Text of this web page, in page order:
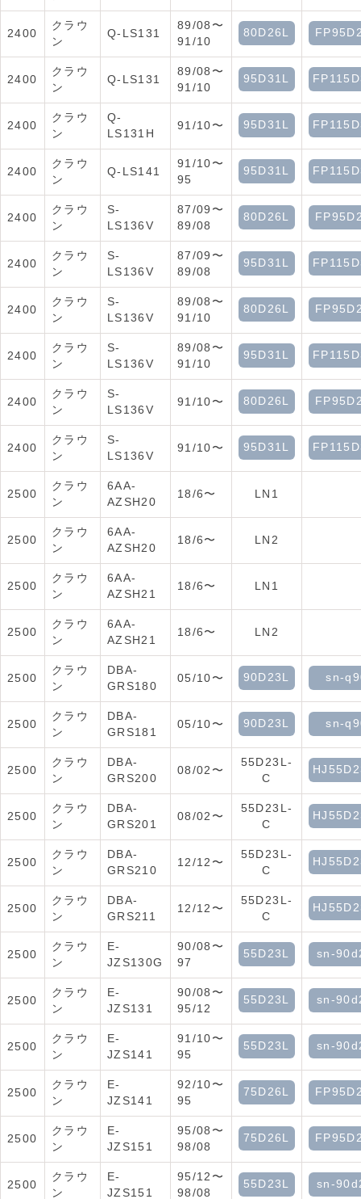
2400
クラウ
ン
Q-LS131
89/08〜
91/10
80D26L
2400
クラウ
ン
Q-LS131
89/08〜
91/10
95D31L
2400
クラウ
ン
Q-
LS131H
91/10〜 95D31L
2400
クラウ
ン
Q-LS141
91/10〜
95
95D31L
2400
クラウ
ン
S-
LS136V
87/09〜
89/08
80D26L
2400
クラウ
ン
S-
LS136V
87/09〜
89/08
95D31L
2400
クラウ
ン
S-
LS136V
89/08〜
91/10
80D26L
2400
クラウ
ン
S-
LS136V
89/08〜
91/10
95D31L
2400
クラウ
ン
S-
LS136V
91/10〜 80D26L
2400
クラウ
ン
S-
LS136V
91/10〜 95D31L
2500
クラウ
ン
6AA-
AZSH20
18/6〜 LN1
2500
クラウ
ン
6AA-
AZSH20
18/6〜 LN2
2500
クラウ
ン
6AA-
AZSH21
18/6〜 LN1
2500
クラウ
ン
6AA-
AZSH21
18/6〜 LN2
2500
クラウ
ン
DBA-
GRS180
05/10〜 90D23L sn-
2500
クラウ
ン
DBA-
GRS181
05/10〜 90D23L sn-
2500
クラウ
ン
DBA-
GRS200
08/02〜
55D23L-
C
2500
クラウ
ン
DBA-
GRS201
08/02〜
55D23L-
C
2500
クラウ
ン
DBA-
GRS210
12/12〜
55D23L-
C
2500
クラウ
ン
DBA-
GRS211
12/12〜
55D23L-
C
2500
クラウ
ン
E-
JZS130G
90/08〜
97
55D23L sn-
2500
クラウ
ン
E-
JZS131
90/08〜
95/12
55D23L sn-
2500
クラウ
ン
E-
JZS141
91/10〜
95
55D23L sn-
2500
クラウ
ン
E-
JZS141
92/10〜
95
75D26L
2500
クラウ
ン
E-
JZS151
95/08〜
98/08
75D26L
2500
クラウ
ン
E-
JZS151
95/12〜
98/08
55D23L sn-